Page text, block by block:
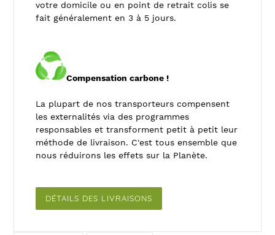
votre domicile ou en point de retrait colis se
fait généralement en 3 à 5 jours.
Compensation carbone !
La plupart de nos transporteurs compensent
les externalités via des programmes
responsables et transforment petit à petit leur
méthode de livraison. C'est tous ensemble que
nous réduirons les effets sur la Planète.
DÉTAILS DES LIVRAISONS